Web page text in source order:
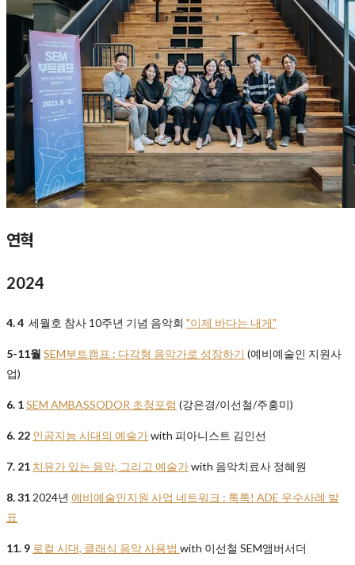
연혁
2024
4. 4 세월호 참사 10주년 기념 음악회 "이제 바다는 내게"
5-11월 SEM부트캠프 : 다각형 음악가로 성장하기 (예비예술인 지원사
업)
6. 1SEM AMBASSODOR 초청포럼 (강은경/이선철/주홍미)
6. 22 인공지능 시대의 예술가with 피아니스트 김인선
7. 21 치유가 있는 음악, 그리고 예술가with 음악치료사 정혜원
8. 31 2024년 예비예술인지원 사업 네트워크 : 톡톡! ADE 우수사례 발
표
11. 9 로컬 시대, 클래식 음악 사용법 with 이선철 SEM앰버서더